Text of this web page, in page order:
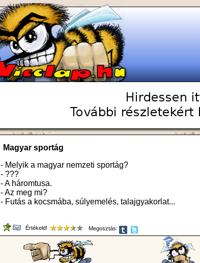
Magyar sportág
- Melyik a magyar nemzeti sportág?
- ???
- A háromtusa.
- Az meg mi?
- Futás a kocsmába, súlyemelés, talajgyakorlat...
Értékeld! Megosztás: